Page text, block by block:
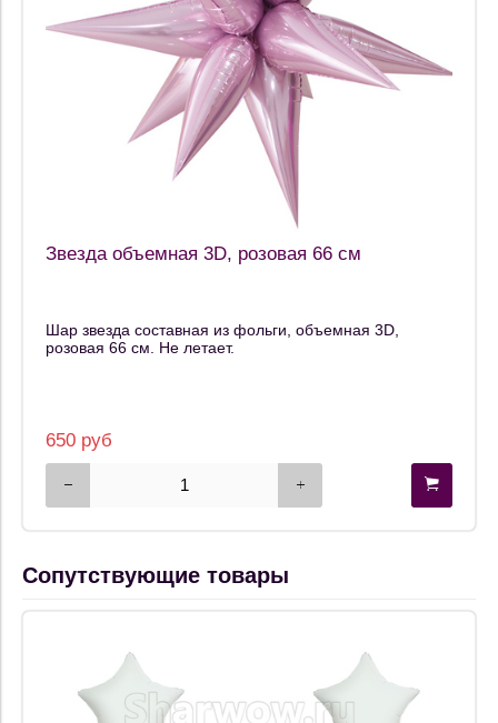
Звезда объемная 3D, розовая 66 см
Шар звезда составная из фольги, объемная 3D,
розовая 66 см. Не летает.
650 руб
Сопутствующие товары